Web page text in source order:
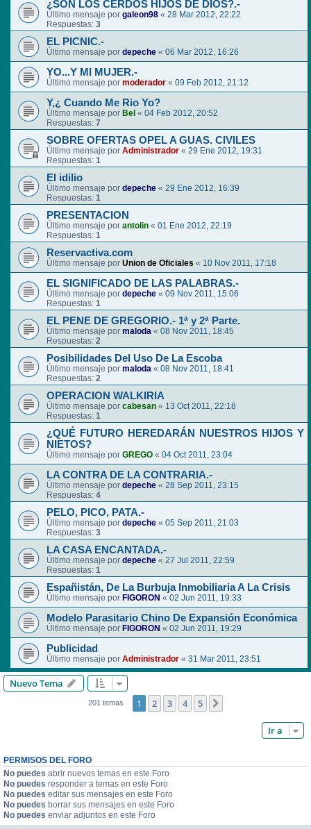
¿SON LOS CERDOS HIJOS DE DIOS?.-
Último mensaje por galeon98 « 28 Mar 2012, 22:22
Respuestas: 3
EL PICNIC.-
Último mensaje por depeche « 06 Mar 2012, 16:26
YO...Y MI MUJER.-
Último mensaje por moderador « 09 Feb 2012, 21:12
Y,¿ Cuando Me Rio Yo?
Último mensaje por Bel « 04 Feb 2012, 20:52
Respuestas: 7
SOBRE OFERTAS OPEL A GUAS. CIVILES
Último mensaje por Administrador « 29 Ene 2012, 19:31
Respuestas: 1
El idilio
Último mensaje por depeche « 29 Ene 2012, 16:39
Respuestas: 1
PRESENTACION
Último mensaje por antolin « 01 Ene 2012, 22:19
Respuestas: 1
Reservactiva.com
Último mensaje por Union de Oficiales « 10 Nov 2011, 17:18
EL SIGNIFICADO DE LAS PALABRAS.-
Último mensaje por depeche « 09 Nov 2011, 15:06
Respuestas: 1
EL PENE DE GREGORIO.- 1ª y 2ª Parte.
Último mensaje por maloda « 08 Nov 2011, 18:45
Respuestas: 2
Posibilidades Del Uso De La Escoba
Último mensaje por maloda « 08 Nov 2011, 18:41
Respuestas: 2
OPERACION WALKIRIA
Último mensaje por cabesan « 13 Oct 2011, 22:18
Respuestas: 1
¿QUÉ FUTURO HEREDARÁN NUESTROS HIJOS Y
NIETOS?
Último mensaje por GREGO « 04 Oct 2011, 23:04
LA CONTRA DE LA CONTRARIA.-
Último mensaje por depeche « 28 Sep 2011, 23:15
Respuestas: 4
PELO, PICO, PATA.-
Último mensaje por depeche « 05 Sep 2011, 21:03
Respuestas: 3
LA CASA ENCANTADA.-
Último mensaje por depeche « 27 Jul 2011, 22:59
Respuestas: 1
Españistán, De La Burbuja Inmobiliaria A La Crisis
Último mensaje por FIGORON « 02 Jun 2011, 19:33
Modelo Parasitario Chino De Expansión Económica
Último mensaje por FIGORON « 02 Jun 2011, 19:29
Publicidad
Último mensaje por Administrador « 31 Mar 2011, 23:51
Nuevo Tema
201 temas 1 2 3 4 5
Ir a
PERMISOS DEL FORO
No puedes abrir nuevos temas en este Foro
No puedes responder a temas en este Foro
No puedes editar sus mensajes en este Foro
No puedes borrar sus mensajes en este Foro
No puedes enviar adjuntos en este Foro